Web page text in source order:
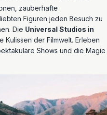
zauberhafte
Figuren jeden Besuch zu
Die Universal Studios in
Kulissen der Filmwelt. Erleben
Shows und die Magie